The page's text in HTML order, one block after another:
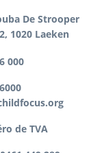
De Strooper
1020 Laeken
000
de TVA